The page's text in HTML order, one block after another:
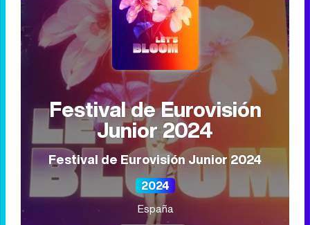
Festival de Eurovisión
Junior 2024
Festival de Eurovisión Junior 2024
2024
España